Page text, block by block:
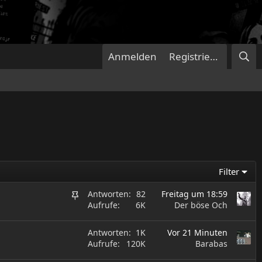
Anmelden Registrieren
Filter
A
g
Antworten
82
Aufrufe
6K
Freitag um 18:59
Der böse Och
Antworten
1K
Aufrufe
120K
Vor 21 Minuten
Barabas